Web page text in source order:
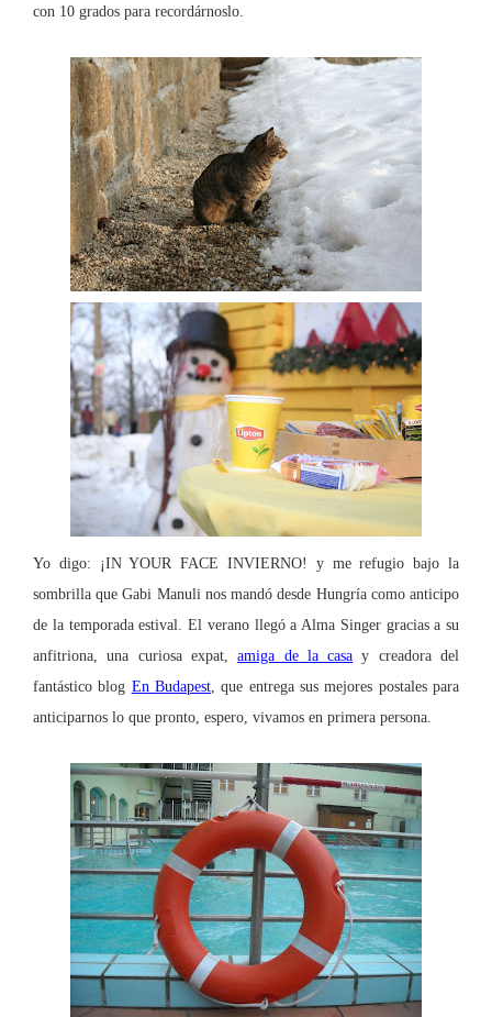
con 10 grados para recordárnoslo.
Yo digo: ¡IN YOUR FACE INVIERNO! y me refugio bajo la
sombrilla que Gabi Manuli nos mandó desde Hungría como anticipo
de la temporada estival. El verano llegó a Alma Singer gracias a su
anfitriona, una curiosa expat,amiga de la casa y creadora del
fantástico blog En Budapest, que entrega sus mejores postales para
anticiparnos lo que pronto, espero, vivamos en primera persona.